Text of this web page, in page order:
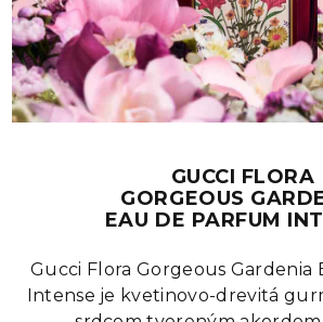
GUCCI FLORA
GORGEOUS
EAU DE PARFUM
Gucci Flora Gorgeous Gardenia
Intense je kvetinovo-drevitá